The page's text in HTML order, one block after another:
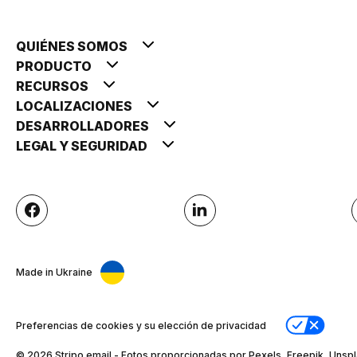
QUIÉNES SOMOS
PRODUCTO
RECURSOS
LOCALIZACIONES
DESARROLLADORES
LEGAL Y SEGURIDAD
Made in Ukraine
Preferencias de cookies y su elección de privacidad